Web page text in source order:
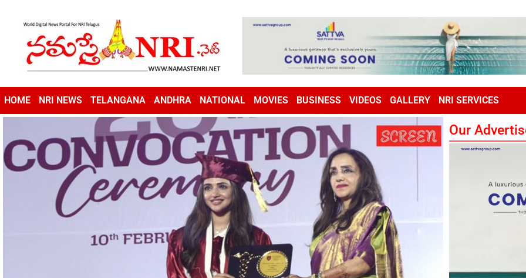
HOME NRI NEWS TELANGANA ANDHRA NATIONAL MOVIES BUSINESS VIDEOS GALLERY NRI SERVICES
Our